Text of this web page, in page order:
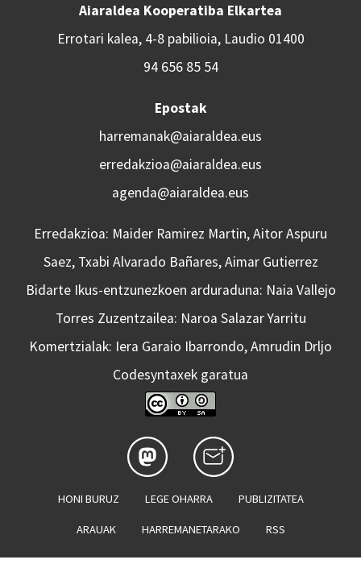
Aiaraldea Kooperatiba Elkartea
Errotari kalea, 4-8 pabilioia, Laudio 01400
94 656 85 54
Epostak
harremanak@aiaraldea.eus
erredakzioa@aiaraldea.eus
agenda@aiaraldea.eus
Erredakzioa: Maider Ramirez Martin, Aitor Aspuru
Saez, Txabi Alvarado Bañares, Aimar Gutierrez
Bidarte Ikus-entzunezkoen arduraduna: Naia Vallejo
Torres Zuzentzailea: Naroa Salazar Yarritu
Komertzialak: Iera Garaio Ibarrondo, Amrudin Drljo
Codesyntaxek garatua
HONI BURUZ LEGE OHARRA PUBLIZITATEA
ARAUAK HARREMANETARAKO RSS